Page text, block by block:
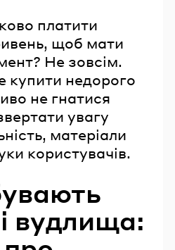
платити
щоб мати
Не зовсім.
купити недорого
не гнатися
увагу
матеріали
користувачів.
вудлища: